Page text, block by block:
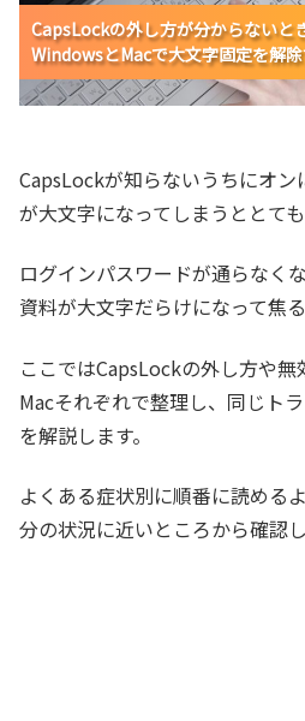
CapsLockの外し方が分からないと
WindowsとMacで大文字固定を解除
CapsLockの外し方が分からないと
WindowsとMacで大文字固定を解除
CapsLockが知らないうちにオン
が大文字になってしまうととても
ログインパスワードが通らなく
資料が大文字だらけになって焦
ここではCapsLockの外し方や
Macそれぞれで整理し、同じト
を解説します。
よくある症状別に順番に読める
分の状況に近いところから確認